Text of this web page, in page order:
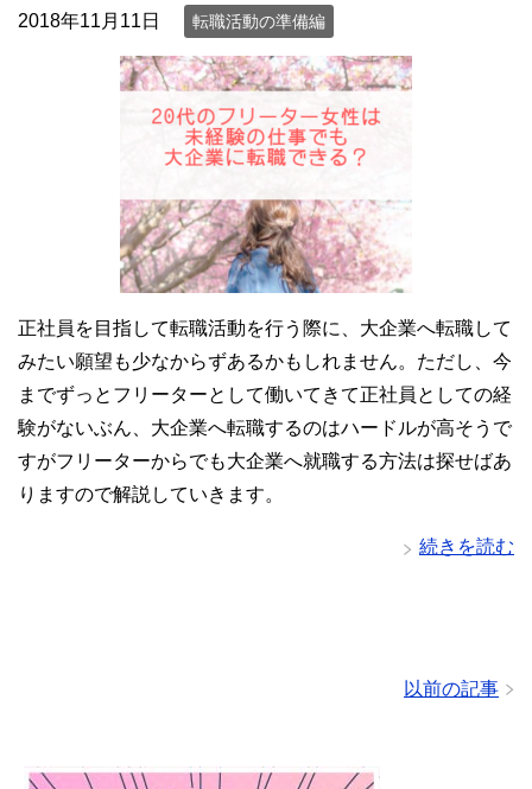
2018年11月11日 転職活動の準備編
正社員を目指して転職活動を行う際に、大企業へ転職して
みたい願望も少なからずあるかもしれません。ただし、今
までずっとフリーターとして働いてきて正社員としての経
験がないぶん、大企業へ転職するのはハードルが高そうで
すがフリーターからでも大企業へ就職する方法は探せばあ
りますので解説していきます。
続きを読む
以前の記事